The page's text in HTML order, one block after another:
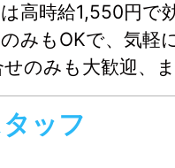
高時給1,550円で
みもOKで、気軽
のみも大歓迎、
ください。
ッフ